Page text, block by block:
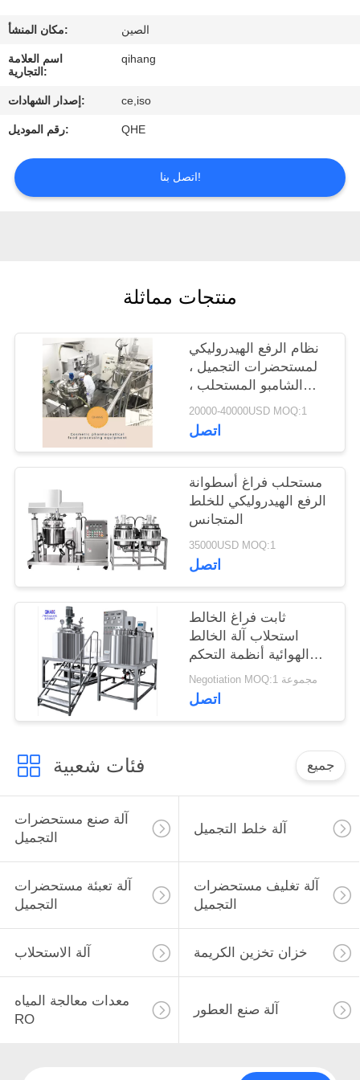
الجودة
اتصل
بنا
اطلب
اقتباس
مكان المنشأ: الصين
اسم العلامة
التجارية:
qihang
إصدار الشهادات: ce,iso
رقم الموديل: QHE
اتصل بنا!
منتجات مماثلة
نظام الرفع الهيدروليكي
لمستحضرات التجميل ،
الشامبو المستحلب ،
خزان الخلط ، اجعل
مستحضرات التجميل
الخاصة بك
20000-40000USD MOQ:1
اتصل
مستحلب فراغ أسطوانة
الرفع الهيدروليكي للخلط
المتجانس
35000USD MOQ:1
اتصل
ثابت فراغ الخالط
استحلاب آلة الخالط
الهوائية أنظمة التحكم
الكهربائية
Negotiation MOQ:1 مجموعة
اتصل
فئات شعبية جميع
آلة صنع مستحضرات
التجميل
آلة خلط التجميل
آلة تعبئة مستحضرات
التجميل
آلة تغليف مستحضرات
التجميل
آلة الاستحلاب خزان تخزين الكريمة
معدات معالجة المياه
RO
آلة صنع العطور